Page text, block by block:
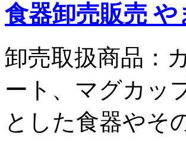
食器卸売販売 や
卸売取扱商品：
ート、マグカッ
とした食器やそ